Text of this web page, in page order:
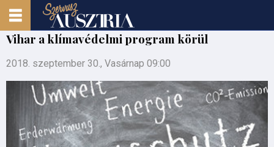
Vihar a klímavédelmi program körül
2018. szeptember 30., Vasárnap 09:00